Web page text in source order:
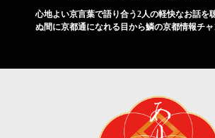
心地よい京言葉で語り合う2人の軽快なお話を
ぬ間に京都通になれる目から鱗の京都情報チ